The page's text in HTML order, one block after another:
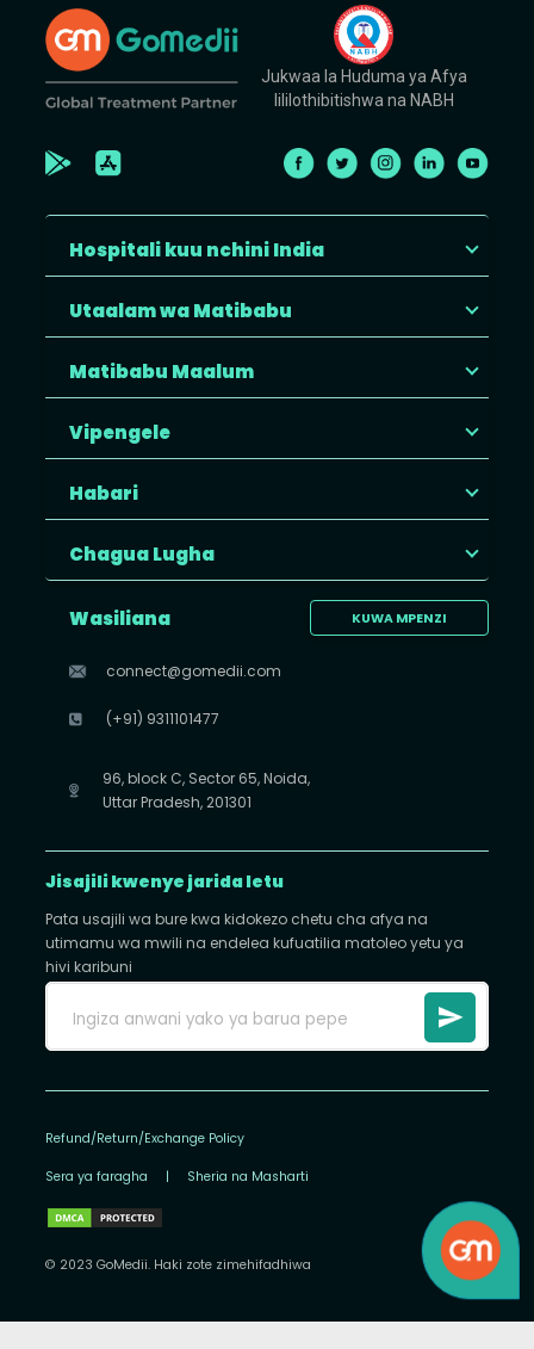
Jukwaa la Huduma ya Afya
lililothibitishwa na NABH
Hospitali kuu nchini India
Utaalam wa Matibabu
Matibabu Maalum
Vipengele
Habari
Chagua Lugha
KUWA MPENZI
Wasiliana
connect@gomedii.com
(+91) 9311101477
96, block C, Sector 65, Noida,
Uttar Pradesh, 201301
Jisajili kwenye jarida letu
Pata usajili wa bure kwa kidokezo chetu cha afya na
utimamu wa mwili na endelea kufuatilia matoleo yetu ya
hivi karibuni
Refund/Return/Exchange Policy
Sera ya faragha | Sheria na Masharti
© 2023 GoMedii. Haki zote zimehifadhiwa